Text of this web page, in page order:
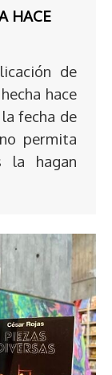
HACE
de
hace
fecha de
permita
la hagan